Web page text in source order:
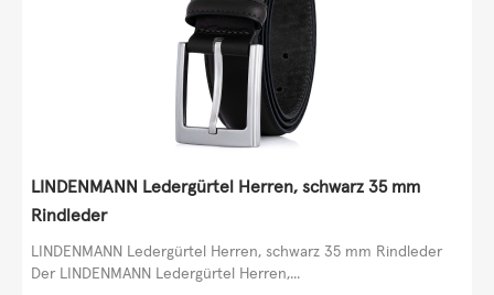
LINDENMANN Ledergürtel Herren, schwarz 35 mm
Rindleder
LINDENMANN Ledergürtel Herren, schwarz 35 mm Rindleder
Der LINDENMANN Ledergürtel Herren,...